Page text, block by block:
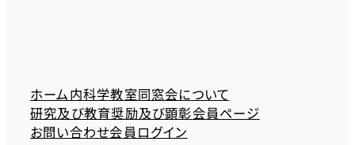
ホーム内科学教室同窓会について
研究及び教育奨励及び顕彰会員ページ
お問い合わせ会員ログイン